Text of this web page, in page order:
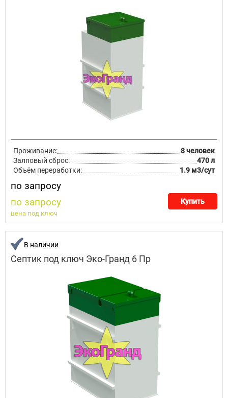
Проживание:
8 человек
Залповый сброс:
470 л
Объём переработки:
1.9 м3/сут
по запросу
по запросу
Купить
цена под ключ
В наличии
Септик под ключ Эко-Гранд 6 Пр